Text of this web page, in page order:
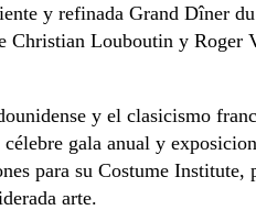
y refinada Grand Dîner du
Christian Louboutin y Roger
y el clasicismo
gala anual y
para su Costume Institute,
arte.